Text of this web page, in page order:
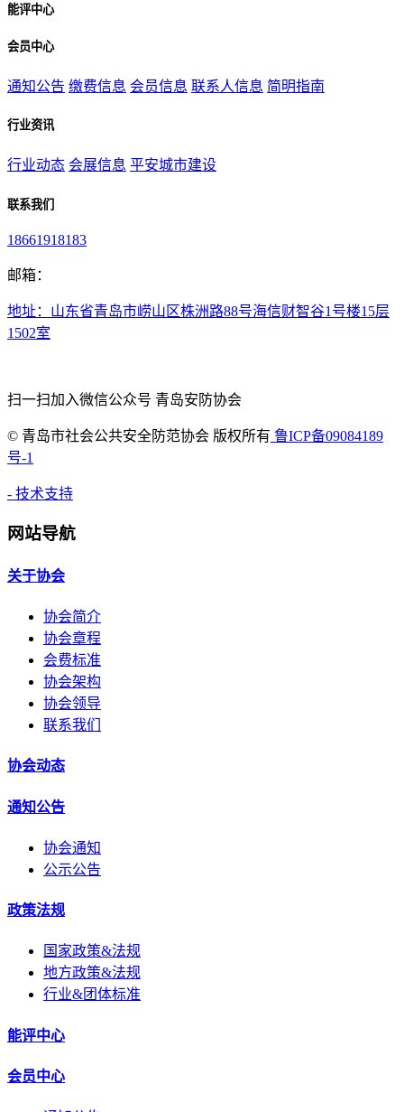
能评中心
会员中心
通知公告 缴费信息 会员信息 联系人信息 简明指南
行业资讯
行业动态 会展信息 平安城市建设
联系我们
18661918183
邮箱：
地址：山东省青岛市崂山区株洲路88号海信财智谷1号楼15层
1502室
扫一扫加入微信公众号 青岛安防协会
© 青岛市社会公共安全防范协会 版权所有 鲁ICP备09084189
号-1
- 技术支持
网站导航
关于协会
协会简介
协会章程
会费标准
协会架构
协会领导
联系我们
协会动态
通知公告
协会通知
公示公告
政策法规
国家政策&法规
地方政策&法规
行业&团体标准
能评中心
会员中心